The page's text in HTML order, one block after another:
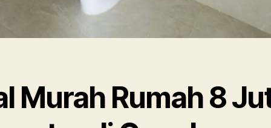
Murah Rumah 8